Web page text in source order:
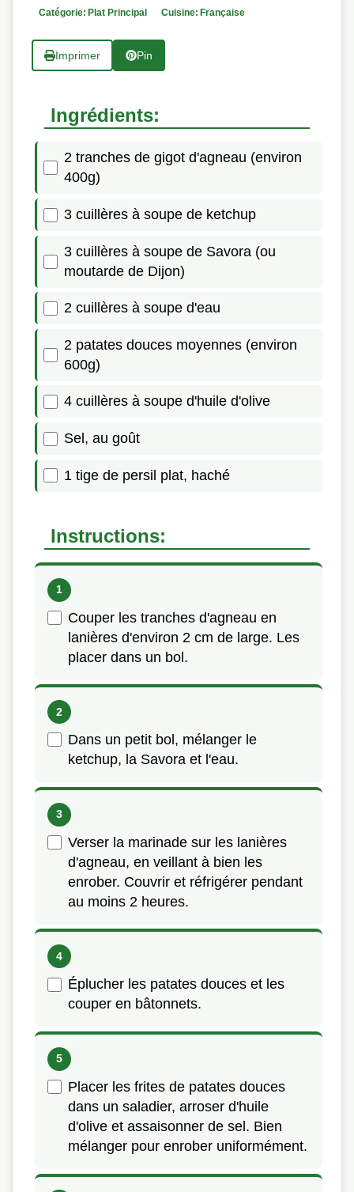
Catégorie: Plat Principal Cuisine: Française
Imprimer Pin
Ingrédients:
2 tranches de gigot d'agneau (environ
400g)
3 cuillères à soupe de ketchup
3 cuillères à soupe de Savora (ou
moutarde de Dijon)
2 cuillères à soupe d'eau
2 patates douces moyennes (environ
600g)
4 cuillères à soupe d'huile d'olive
Sel, au goût
1 tige de persil plat, haché
Instructions:
Couper les tranches d'agneau en
lanières d'environ 2 cm de large. Les
placer dans un bol.
Dans un petit bol, mélanger le
ketchup, la Savora et l'eau.
Verser la marinade sur les lanières
d'agneau, en veillant à bien les
enrober. Couvrir et réfrigérer pendant
au moins 2 heures.
Éplucher les patates douces et les
couper en bâtonnets.
Placer les frites de patates douces
dans un saladier, arroser d'huile
d'olive et assaisonner de sel. Bien
mélanger pour enrober uniformément.